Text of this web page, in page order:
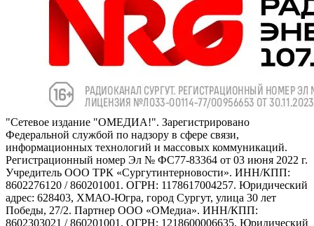
"Сетевое издание "ОМЕДИА!". Зарегистрировано
Федеральной службой по надзору в сфере связи,
информационных технологий и массовых коммуникаций.
Регистрационный номер Эл № ФС77-83364 от 03 июня 2022 г.
Учредитель ООО ТРК «Сургутинтерновости». ИНН/КПП:
8602276120 / 860201001. ОГРН: 1178617004257. Юридический
адрес: 628403, ХМАО-Югра, город Сургут, улица 30 лет
Победы, 27/2. Партнер ООО «ОМедиа». ИНН/КПП:
8602303021 / 860201001. ОГРН: 1218600006635. Юридический